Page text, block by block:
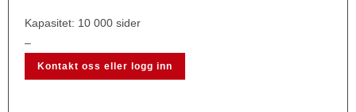
Kapasitet: 10 000 sider
–
Kontakt oss eller logg inn